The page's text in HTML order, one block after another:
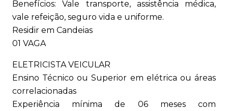
Benefícios: Vale transporte, assistência médica,
vale refeição, seguro vida e uniforme.
Residir em Candeias
01 VAGA
ELETRICISTA VEICULAR
Ensino Técnico ou Superior em elétrica ou áreas
correlacionadas
Experiência mínima de 06 meses com